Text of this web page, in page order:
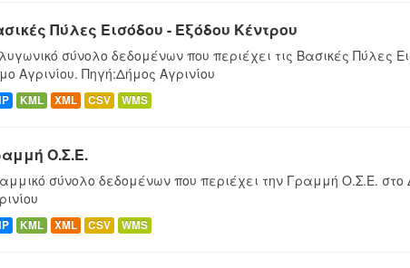
Πύλες Εισόδου - Εξόδου Κέντρου
σύνολο δεδομένων που περιέχει τις Βασικές Πύλες
Αγρινίου. Πηγή:Δήμος Αγρινίου
KML XML CSV WMS
Ο.Σ.Ε.
σύνολο δεδομένων που περιέχει την Γραμμή Ο.Σ.Ε. στο
KML XML CSV WMS